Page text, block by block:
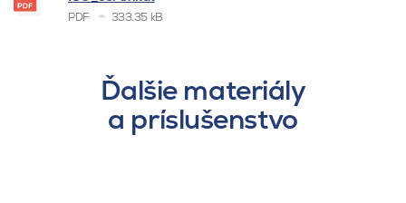
PDF 333.35 kB
Ďalšie materiály
a príslušenstvo